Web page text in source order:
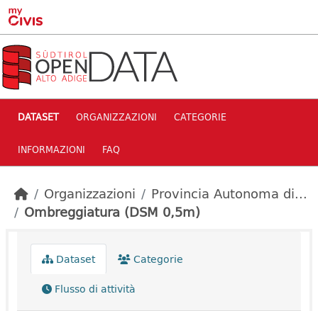
Skip to main content
DATASET ORGANIZZAZIONI CATEGORIE
INFORMAZIONI FAQ
Organizzazioni
Provincia Autonoma di...
Ombreggiatura (DSM 0,5m)
Dataset
Categorie
Flusso di attività